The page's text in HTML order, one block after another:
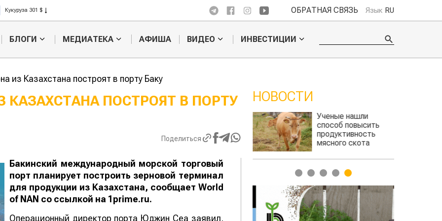
Рис 408 $
Пшеница 423 $
ОБРАТНАЯ СВЯЗЬ Язык RU
БЛОГИ МЕДИАТЕКА АФИША ВИДЕО ИНВЕСТИЦИИ
из Казахстана построят в порту Баку
КАЗАХСТАНА ПОСТРОЯТ В ПОРТУ
Поделиться
Бакинский международный морской торговый
порт планирует построить зерновой терминал
для продукции из Казахстана, сообщает World
of NAN со ссылкой на 1prime.ru.
Операционный директор порта Юджин Сеа заявил,
НОВОСТИ
Ученые нашли
способ повысить
продуктивность
мясного скота
1 2 3 4 5